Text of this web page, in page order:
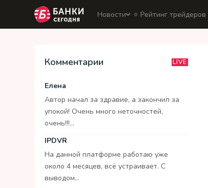
Новости ⭐️ Рейтинг трейдеров
Комментарии LIVE
Елена
Автор начал за здравие, а закончил за
упокой! Очень много неточностей,
очень!!!...
IPDVR
На данной платформе работаю уже
около 4 месяцев, всё устраивает. С
выводом...